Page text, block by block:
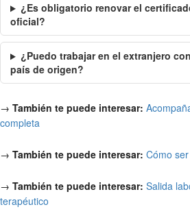
¿Es obligatorio renovar el
oficial?
¿Puedo trabajar en el extranjero
país de origen?
→ También te puede interesar:
completa
→ También te puede interesar: Cómo
→ También te puede interesar: Salida
terapéutico